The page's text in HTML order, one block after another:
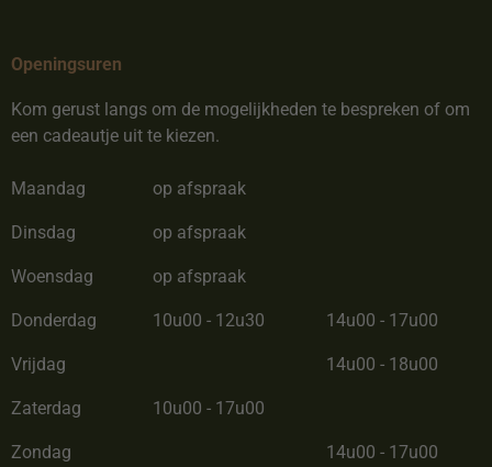
Openingsuren
Kom gerust langs om de mogelijkheden te bespreken of om
een cadeautje uit te kiezen.
Maandag op afspraak
Dinsdag op afspraak
Woensdag op afspraak
Donderdag 10u00 - 12u30 14u00 - 17u00
Vrijdag 14u00 - 18u00
Zaterdag 10u00 - 17u00
Zondag 14u00 - 17u00